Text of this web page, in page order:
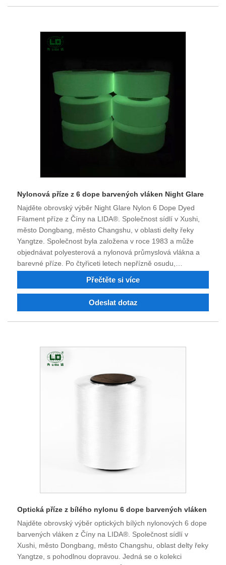
Nylonová příze z 6 dope barvených vláken Night Glare
Najděte obrovský výběr Night Glare Nylon 6 Dope Dyed
Filament příze z Číny na LIDA®. Společnost sídlí v Xushi,
město Dongbang, město Changshu, v oblasti delty řeky
Yangtze. Společnost byla založena v roce 1983 a může
objednávat polyesterová a nylonová průmyslová vlákna a
barevné příze. Po čtyřiceti letech nepřízně osudu,
technologického pokroku a inovací si kvalita výrobků získala
respekt a uznání mnoha zákazníků. Podnik má v současné
kompletní sadu testovacích zařízení, trvale vysoce kvalitní
se, že se staneme vaším dlouhodobým partnerem v Číně.
Přečtěte si více
Odeslat dotaz
Optická příze z bílého nylonu 6 dope barvených vláken
Najděte obrovský výběr optických bílých nylonových 6 dope
barvených vláken z Číny na LIDA®. Společnost sídlí v
Xushi, město Dongbang, město Changshu, oblast delty řeky
Yangtze, s pohodlnou dopravou. Jedná se o kolekci